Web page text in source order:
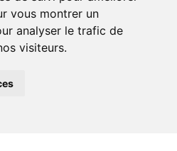
vous montrer un
analyser le trafic de
visiteurs.
Danse Neuchâtel